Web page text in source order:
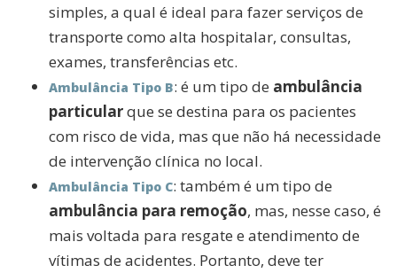
simples, a qual é ideal para fazer serviços de
transporte como alta hospitalar, consultas,
exames, transferências etc.
Ambulância Tipo B: é um tipo de ambulância
particularque se destina para os pacientes
com risco de vida, mas que não há necessidade
de intervenção clínica no local.
Ambulância Tipo C: também é um tipo de
ambulância para remoção, mas, nesse caso, é
mais voltada para resgate e atendimento de
vítimas de acidentes. Portanto, deve ter